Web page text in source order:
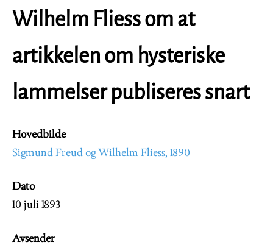
Wilhelm Fliess om at
artikkelen om hysteriske
lammelser publiseres snart
Hovedbilde
Sigmund Freud og Wilhelm Fliess, 1890
Dato
10 juli 1893
Avsender